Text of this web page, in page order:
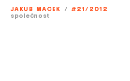
JAKUB MACEK / #21/2012
společnost